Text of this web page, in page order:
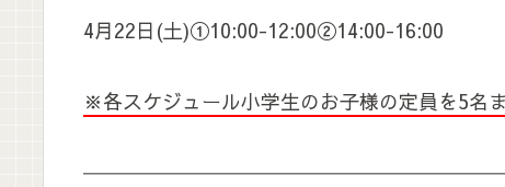
4月22日(土)①10:00-12:00②14:00-16:00
※各スケジュール小学生のお子様の定員を5名ま